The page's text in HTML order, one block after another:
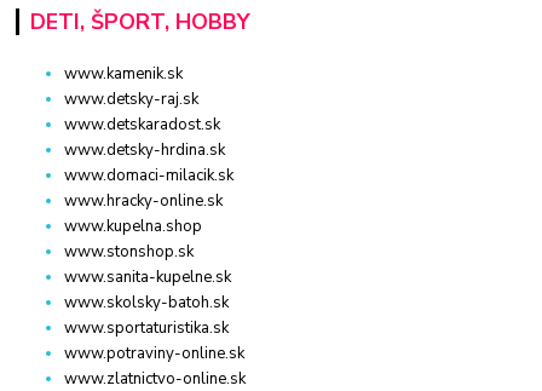
DETI, ŠPORT, HOBBY
www.kamenik.sk
www.detsky-raj.sk
www.detskaradost.sk
www.detsky-hrdina.sk
www.domaci-milacik.sk
www.hracky-online.sk
www.kupelna.shop
www.stonshop.sk
www.sanita-kupelne.sk
www.skolsky-batoh.sk
www.sportaturistika.sk
www.potraviny-online.sk
www.zlatnictvo-online.sk